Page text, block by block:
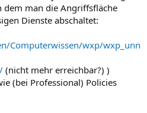
man die Angriffsfläche
Dienste abschaltet:
Computerwissen/wxp/wxp_unn
(nicht mehr erreichbar?) )
(bei Professional) Policies